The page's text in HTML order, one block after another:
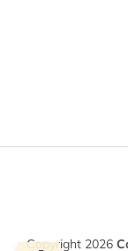
Copyright 2026